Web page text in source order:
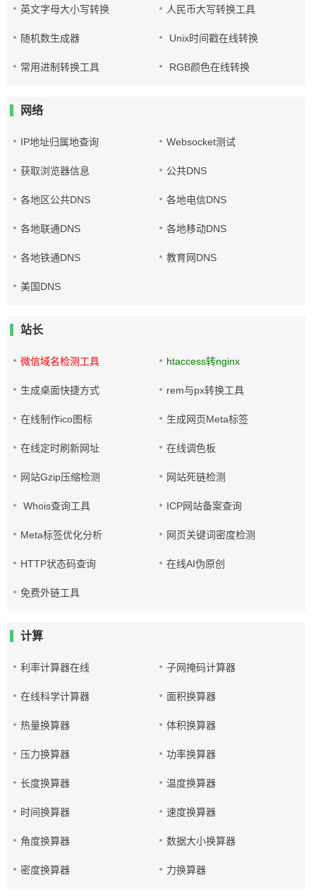
英文字母大小写转换 人民币大写转换工具
随机数生成器 Unix时间戳在线转换
常用进制转换工具 RGB颜色在线转换
网络
IP地址归属地查询 Websocket测试
获取浏览器信息 公共DNS
各地区公共DNS 各地电信DNS
各地联通DNS 各地移动DNS
各地铁通DNS 教育网DNS
美国DNS
站长
微信域名检测工具 htaccess转nginx
生成桌面快捷方式 rem与px转换工具
在线制作ico图标 生成网页Meta标签
在线定时刷新网址 在线调色板
网站Gzip压缩检测 网站死链检测
Whois查询工具 ICP网站备案查询
Meta标签优化分析 网页关键词密度检测
HTTP状态码查询 在线AI伪原创
免费外链工具
计算
利率计算器在线 子网掩码计算器
在线科学计算器 面积换算器
热量换算器 体积换算器
压力换算器 功率换算器
长度换算器 温度换算器
时间换算器 速度换算器
角度换算器 数据大小换算器
密度换算器 力换算器